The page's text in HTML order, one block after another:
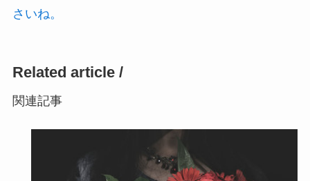
さいね。
Related article /
関連記事